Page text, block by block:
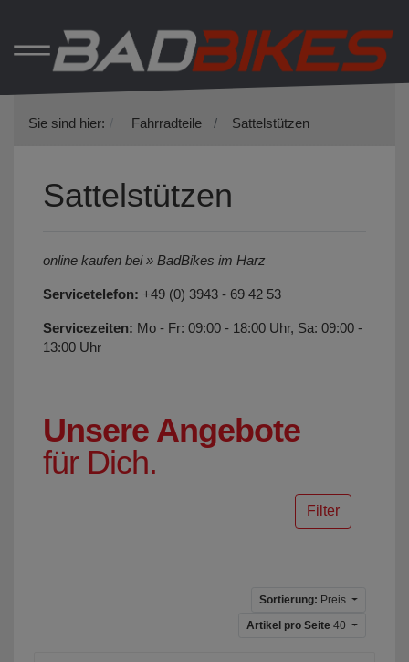
Sie sind hier: Fahrradteile Sattelstützen
Sattelstützen
online kaufen bei » BadBikes im Harz
Servicetelefon: +49 (0) 3943 - 69 42 53
Servicezeiten: Mo - Fr: 09:00 - 18:00 Uhr, Sa: 09:00 -
13:00 Uhr
Unsere Angebote
für Dich.
Filter
Sortierung: Preis
Artikel pro Seite 40